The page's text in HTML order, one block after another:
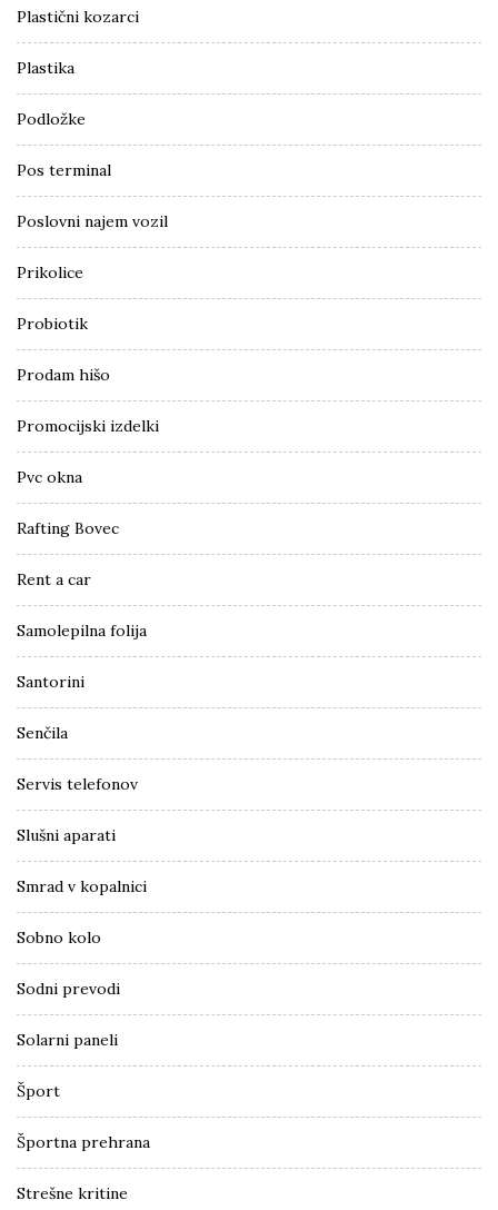
Plastični kozarci
Plastika
Podložke
Pos terminal
Poslovni najem vozil
Prikolice
Probiotik
Prodam hišo
Promocijski izdelki
Pvc okna
Rafting Bovec
Rent a car
Samolepilna folija
Santorini
Senčila
Servis telefonov
Slušni aparati
Smrad v kopalnici
Sobno kolo
Sodni prevodi
Solarni paneli
Šport
Športna prehrana
Strešne kritine